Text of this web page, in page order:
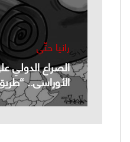
رانيا حتّي
الصراع الدولي
الأوراسي..